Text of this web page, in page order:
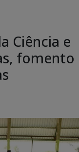
Ciência e
fomento